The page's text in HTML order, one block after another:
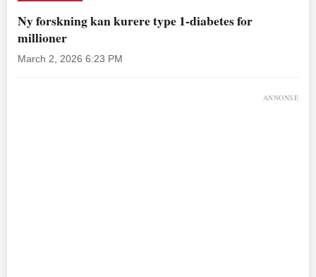
Ny forskning kan kurere type 1-diabetes for
millioner
March 2, 2026 6:23 PM
ANNONSE